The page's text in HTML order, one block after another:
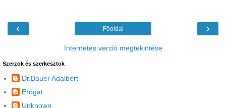
‹ ›
Főoldal
Internetes verzió megtekintése
Szerzok és szerkesztok
Dr.Bauer Adalbert
Erogat
Unknown